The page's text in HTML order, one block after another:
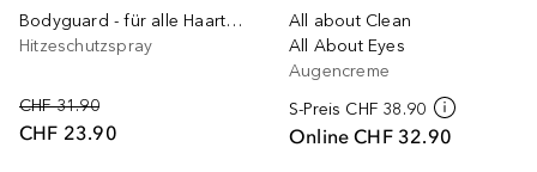
Bodyguard - für alle Haartypen
Hitzeschutzspray
CHF 31.90
CHF 23.90
All about Clean
All About Eyes
Augencreme
S-Preis CHF 38.90
Online CHF 32.90